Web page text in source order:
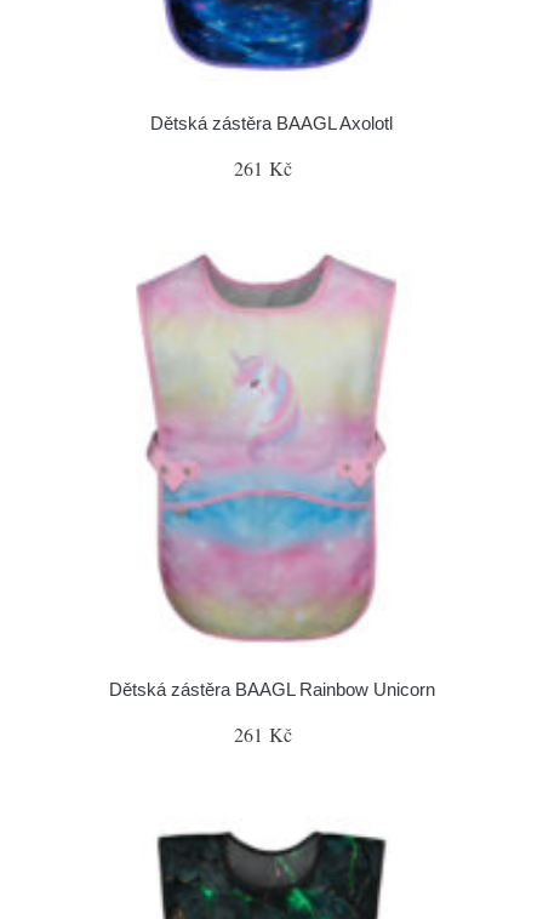
Dětská zástěra BAAGL Axolotl
261 Kč
Dětská zástěra BAAGL Rainbow Unicorn
261 Kč